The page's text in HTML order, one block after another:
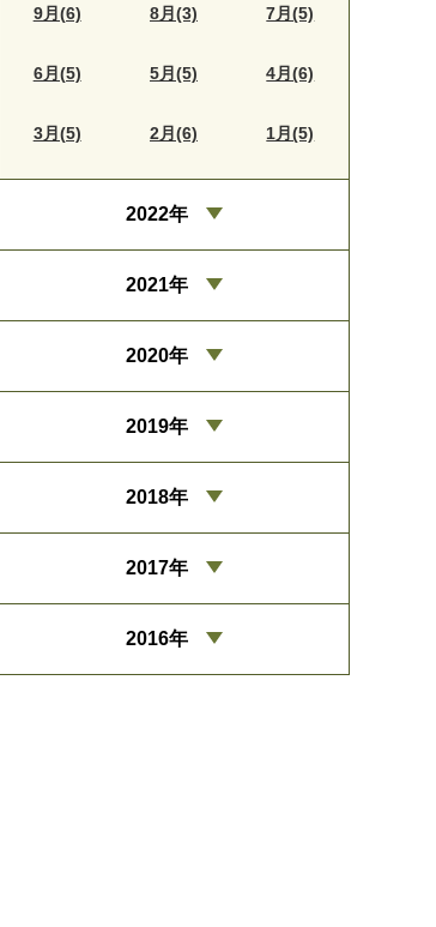
9月(6) 8月(3) 7月(5)
6月(5) 5月(5) 4月(6)
3月(5) 2月(6) 1月(5)
2022年
2021年
2020年
2019年
2018年
2017年
2016年